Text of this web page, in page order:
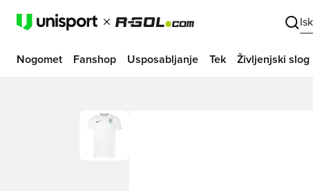
Nogomet Fanshop Usposabljanje Tek Življenjski slog